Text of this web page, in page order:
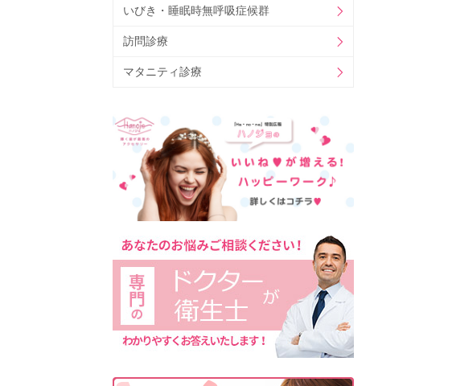
いびき・睡眠時無呼吸症候群
訪問診療
マタニティ診療